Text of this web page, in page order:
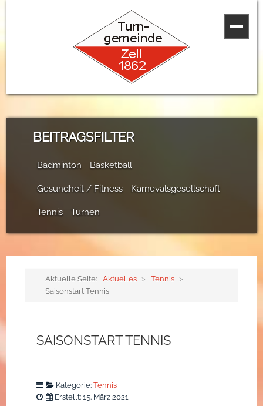
ehemalige
BEITRAGSFILTER
Badminton Basketball
Gesundheit / Fitness Karnevalsgesellschaft
Tennis Turnen
Aktuelle Seite: Aktuelles > Tennis >
Saisonstart Tennis
SAISONSTART TENNIS
Kategorie: Tennis
Erstellt: 15. März 2021